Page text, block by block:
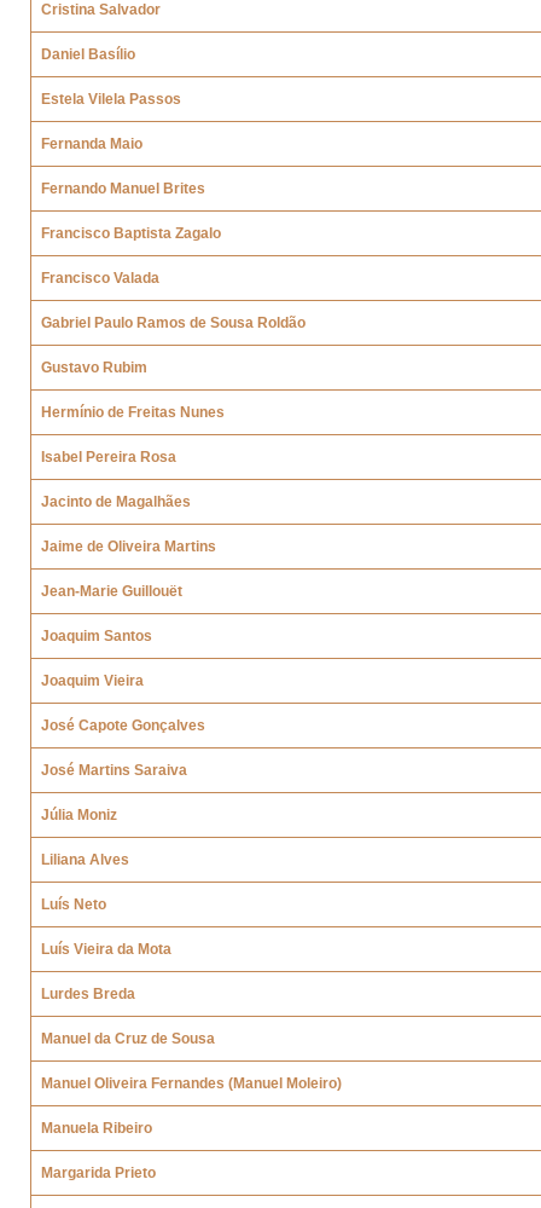
Cristina Salvador
Daniel Basílio
Estela Vilela Passos
Fernanda Maio
Fernando Manuel Brites
Francisco Baptista Zagalo
Francisco Valada
Gabriel Paulo Ramos de Sousa Roldão
Gustavo Rubim
Hermínio de Freitas Nunes
Isabel Pereira Rosa
Jacinto de Magalhães
Jaime de Oliveira Martins
Jean-Marie Guillouët
Joaquim Santos
Joaquim Vieira
José Capote Gonçalves
José Martins Saraiva
Júlia Moniz
Liliana Alves
Luís Neto
Luís Vieira da Mota
Lurdes Breda
Manuel da Cruz de Sousa
Manuel Oliveira Fernandes (Manuel Moleiro)
Manuela Ribeiro
Margarida Prieto